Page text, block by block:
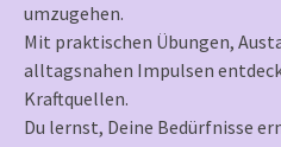
umzugehen.
Mit praktischen Übungen,
alltagsnahen Impulsen
Kraftquellen.
Du lernst, Deine Bedürfnisse